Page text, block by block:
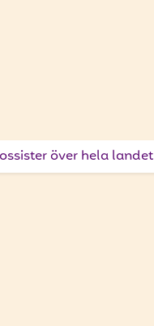
över hela landet